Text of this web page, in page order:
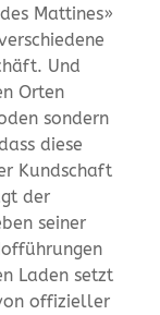
Mattines»
Und
Orten
sondern
diese
Kundschaft
der
seiner
Laden setzt
offizieller